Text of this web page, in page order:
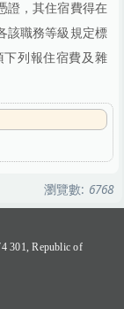
Zone
證，其住宿費得在
該職務等級規定標
列報住宿費及雜
瀏覽數: 6768
301, Republic of